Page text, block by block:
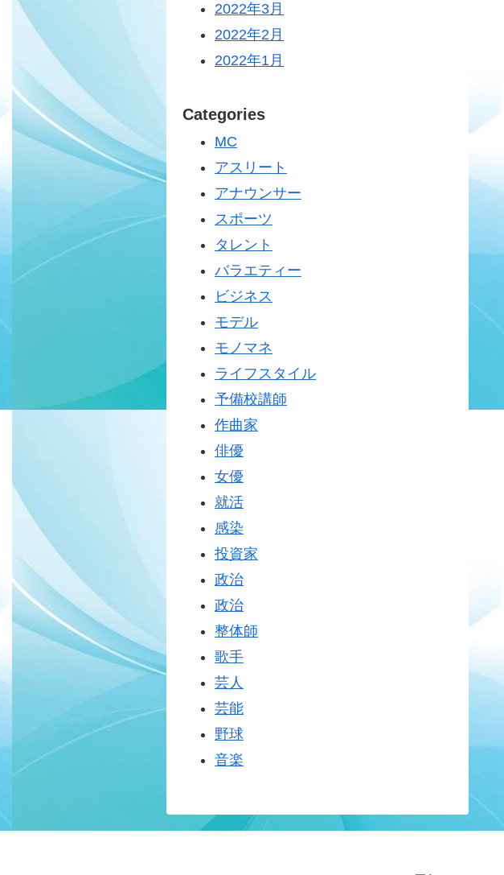
2022年3月
2022年2月
2022年1月
Categories
MC
アスリート
アナウンサー
スポーツ
タレント
バラエティー
ビジネス
モデル
モノマネ
ライフスタイル
予備校講師
作曲家
俳優
女優
就活
感染
投資家
政治
政治
整体師
歌手
芸人
芸能
野球
音楽